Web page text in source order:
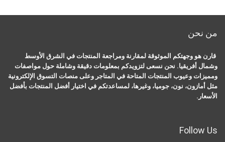
من نحن
قارن هو وجهتكم الموثوقة لمقارنة ومراجعة المنتجات في الشرق الأوسط
وشمال أفريقيا. نحن نسعى لتزويدكم بمعلومات دقيقة وشاملة حول مواصفات
ومميزات وعيوب المنتجات المتاحة في المتاجر وعلى منصات التسوق الإلكترونية
مثل أمازون، نون، جوميا، وغيرها، لمساعدتكم في اختيار أفضل المنتجات بأفضل
الأسعار.
Follow Us